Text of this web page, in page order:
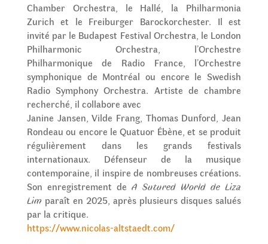
Chamber Orchestra, le Hallé, la Philharmonia
Zurich et le Freiburger Barockorchester. Il est
invité par le Budapest Festival Orchestra, le London
Philharmonic Orchestra, l’Orchestre
Philharmonique de Radio France, l’Orchestre
symphonique de Montréal ou encore le Swedish
Radio Symphony Orchestra. Artiste de chambre
recherché, il collabore avec
Janine Jansen, Vilde Frang, Thomas Dunford, Jean
Rondeau ou encore le Quatuor Ébène, et se produit
régulièrement dans les grands festivals
internationaux. Défenseur de la musique
contemporaine, il inspire de nombreuses créations.
Son enregistrement de A Sutured World de Liza
Lim paraît en 2025, après plusieurs disques salués
par la critique.
https://www.nicolas-altstaedt.com/